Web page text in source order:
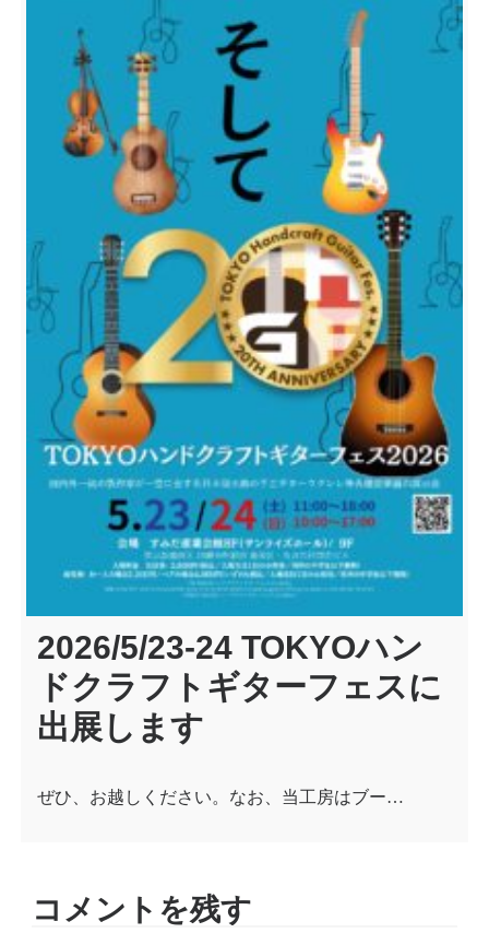
2026/5/23-24 TOKYOハン
ドクラフトギターフェスに
出展します
ぜひ、お越しください。なお、当工房はブー…
コメントを残す